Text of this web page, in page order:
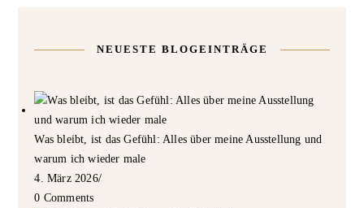
NEUESTE BLOGEINTRÄGE
Was bleibt, ist das Gefühl: Alles über meine Ausstellung und
warum ich wieder male
4. März 2026/
0 Comments